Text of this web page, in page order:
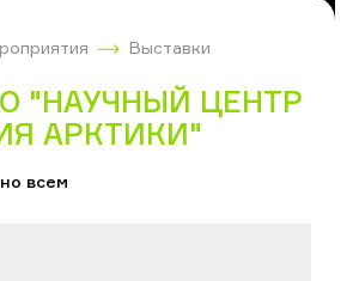
Выставки
"НАУЧНЫЙ ЦЕНТР
АРКТИКИ"
всем